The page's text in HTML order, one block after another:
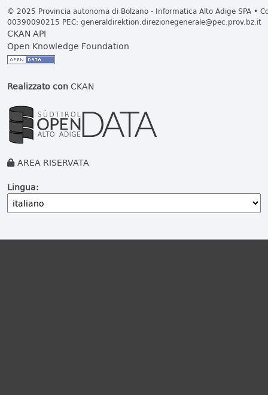
© 2025 Provincia autonoma di Bolzano - Informatica Alto Adige SPA •
00390090215 PEC: generaldirektion.direzionegenerale@pec.prov.bz.it
CKAN API
Open Knowledge Foundation
Realizzato conCKAN
AREA RISERVATA
Lingua